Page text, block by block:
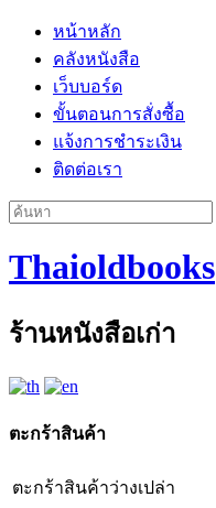
หน้าหลัก
คลังหนังสือ
เว็บบอร์ด
ขั้นตอนการสั่งซื้อ
แจ้งการชำระเงิน
ติดต่อเรา
Thaioldbooks
ร้านหนังสือเก่า
ตะกร้าสินค้า
ตะกร้าสินค้าว่างเปล่า